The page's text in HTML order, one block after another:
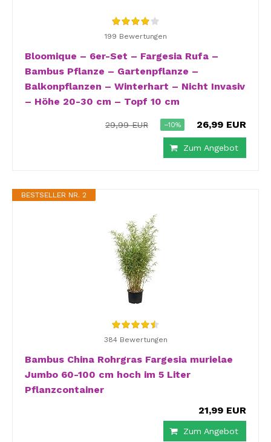
199 Bewertungen
Bloomique – 6er-Set – Fargesia Rufa –
Bambus Pflanze – Gartenpflanze –
Balkonpflanzen – Winterhart – Nicht Invasiv
– Höhe 20-30 cm – Topf 10 cm
29,99 EUR −10% 26,99 EUR
Zum Angebot
BESTSELLER NR. 2
384 Bewertungen
Bambus China Rohrgras Fargesia murielae
Jumbo 60-100 cm hoch im 5 Liter
Pflanzcontainer
21,99 EUR
Zum Angebot